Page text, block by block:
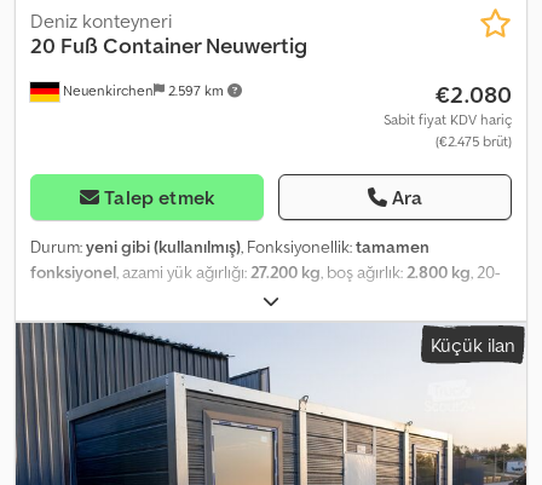
Neuenkirchen 2.597 km
Deniz konteyneri
20 Fuß Container Neuwertig
€2.080
Sabit fiyat KDV hariç
(€2.475 brüt)
Talep etmek Ara
Durum:yeni gibi (kullanılmış), Fonksiyonellik:tamamen
fonksiyonel, azami yük ağırlığı:27.200 kg, boş ağırlık:2.800 kg, 20-
foot Container; As new; Only one sea voyage old Wind and
watertight Smooth-operating double-wing doors Wooden floor
With valid CSC plate EOD doors available on request Technical
specifications: External dimensions (LxWxH): 6,058 x 2,438 x 2,591
mm Internal dimensions (LxWxH): 5,898 x 2,350 x 2,390 mm Door
opening (W): 2,300 mm Volume: 33 m³ Tare weight: 2.25 t Payload:
up to max. 30 t General description: Container construction:
Steel frame structure as load-bearing element consisting of 4
Küçük ilan